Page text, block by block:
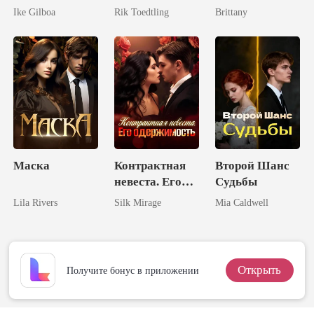
Ike Gilboa
Месть
наследницы
Rik Toedtling
присвоенная
Ликанов
Brittany
Маска
Lila Rivers
Контрактная
невеста. Его
одержимость
Silk Mirage
Второй Шанс
Судьбы
Mia Caldwell
Получите бонус в приложении Открыть